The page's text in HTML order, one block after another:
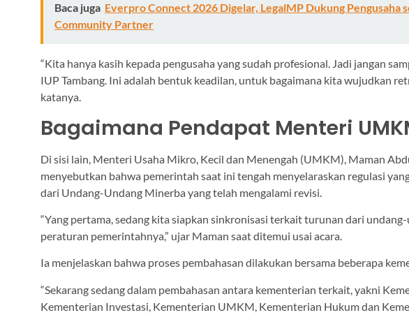
Baca juga Everpro Connect 2026 Digelar, LegalMP Dukung Pengusaha
Community Partner
“Kita hanya kasih kepada pengusaha yang sudah profesional. Jadi jangan
IUP Tambang. Ini adalah bentuk keadilan, untuk bagaimana kita wujudkan
katanya.
Bagaimana Pendapat Menteri
Di sisi lain, Menteri Usaha Mikro, Kecil dan Menengah (UMKM), Maman
menyebutkan bahwa pemerintah saat ini tengah menyelaraskan regulasi
dari Undang-Undang Minerba yang telah mengalami revisi.
“Yang pertama, sedang kita siapkan sinkronisasi terkait turunan dari
peraturan pemerintahnya,” ujar Maman saat ditemui usai acara.
Ia menjelaskan bahwa proses pembahasan dilakukan bersama beberapa
“Sekarang sedang dalam pembahasan antara kementerian terkait, yakni
Kementerian Investasi, Kementerian UMKM, Kementerian Hukum dan